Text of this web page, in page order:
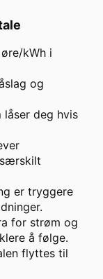
kWh i
og
låser deg hvis
er tryggere
for strøm og
å følge.
flyttes til